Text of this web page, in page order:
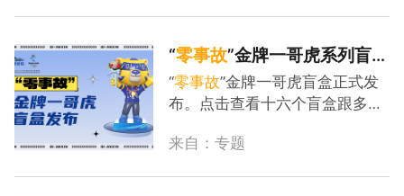
年3月13日，奇安信圆满完成了
北京冬奥会和冬残奥会网络安全
保障工作，兑现了北京冬奥网络
安全“零事故”的承诺,为我国关键
信息基础设施和重大活动的网络
验。此次峰会奇安信集团将围
绕“奥运标准奇安信 网络安全零
“零事故”金牌一哥虎系列盲盒
发布活动
“零事故”金牌一哥虎盲盒正式发
布。点击查看十六个盲盒跟多细
来自：专题